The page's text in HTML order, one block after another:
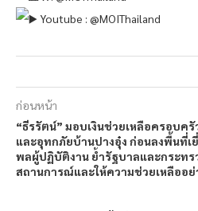
Youtube : @MOIThailand
ก่อนหน้า
“ธีรรัตน์” มอบเงินช่วยเหลือครอบค
และอุทกภัยบ้านปางอุ๋ง ก่อนลงพื้นที่เ
พลผู้ปฏิบัติงาน ย้ำรัฐบาลและกระทร
สถานการณ์และให้ความช่วยเหลืออย่